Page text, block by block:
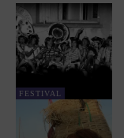
FESTIVAL